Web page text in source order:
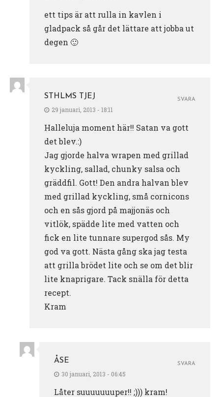
ett tips är att rulla in kavlen i
gladpack så går det lättare att jobba ut
degen 🙂
STHLMS TJEJ
29 januari, 2013 - 18:11
Halleluja moment här!! Satan va gott
det blev.:)
Jag gjorde halva wrapen med grillad
kyckling, sallad, chunky salsa och
gräddfil. Gott! Den andra halvan blev
med grillad kyckling, små cornicons
och en sås gjord på majjonäs och
vitlök, spädde lite med vatten och
fick en lite tunnare supergod sås. My
god va gott. Nästa gång ska jag testa
att grilla brödet lite och se om det blir
lite knaprigare. Tack snälla för detta
recept.
Kram
SVARA
ÅSE
30 januari, 2013 - 06:45
Låter suuuuuuuper!! ;))) kram!
SVARA